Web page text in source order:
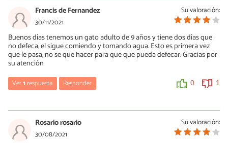
13/12/2021
Hola, las probabilidades te las tiene que dar el veterinario que lo
trata, que es quien tiene toda la información y puede valorar la
evolución. Un saludo.
0 0
Su valoración:
Francis de Fernandez
30/11/2021
Buenos días tenemos un gato adulto de 9 años y tiene dos días que
no defeca, el sigue comiendo y tomando agua. Esto es primera vez
que le pasa, no se que hacer para que que pueda defecar. Gracias por
su atención
Ver1respuesta Responder 0 1
30/11/2021
Hola, lo primero es averiguar por qué. Un saludo.
Su valoración:
Rosario rosario
30/08/2021